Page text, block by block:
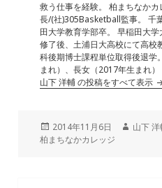
救う仕事を経験。 柏まちなかカ
長/(社)305Basketball監事。 千
田大学教育学部卒。 早稲田大
修了後、土浦日大高校にて高校
科後期博士課程単位取得後退
まれ）、長女（2017年生まれ）
山下 洋輔 の投稿をすべて表示
投
稿
2014年11月6日
作
山下 洋
柏まちなかカレッジ